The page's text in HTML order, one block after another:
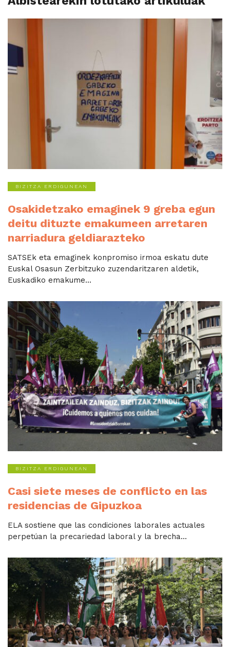
BIZITZA ERDIGUNEAN
Osakidetzako emaginek 9 greba egun
deitu dituzte emakumeen arretaren
narriadura geldiarazteko
SATSEk eta emaginek konpromiso irmoa eskatu dute
Euskal Osasun Zerbitzuko zuzendaritzaren aldetik,
Euskadiko emakume...
BIZITZA ERDIGUNEAN
Casi siete meses de conflicto en las
residencias de Gipuzkoa
ELA sostiene que las condiciones laborales actuales
perpetúan la precariedad laboral y la brecha...